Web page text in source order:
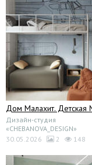
Дом Малахит. Детская
Дизайн-студия
«CHEBANOVA_DESIGN»
30.05.2026
2 148